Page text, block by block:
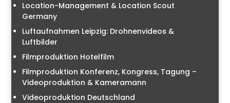
Location-Management & Location Scout
Germany
Luftaufnahmen Leipzig: Drohnenvideos &
Luftbilder
Filmproduktion Hotelfilm
Filmproduktion Konferenz, Kongress, Tagung –
Videoproduktion & Kameramann
Videoproduktion Deutschland